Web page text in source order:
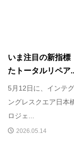
いま注目の新指標
たトータルリペア
5月12日に、インテ
ングレスクエア日本
ロジェ...
2026.05.14